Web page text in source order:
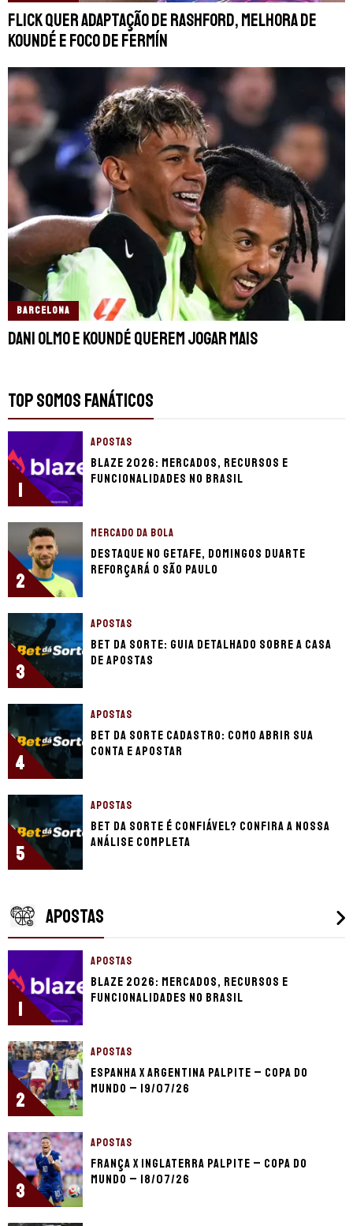
Flick quer adaptação de Rashford, melhora de
Koundé e foco de Fermín
BARCELONA
Dani Olmo e Koundé querem jogar mais
TOP SOMOS FANÁTICOS
1
APOSTAS
Blaze 2026: mercados, recursos e
funcionalidades no Brasil
2
MERCADO DA BOLA
Destaque no Getafe, Domingos Duarte
reforçará o São Paulo
3
APOSTAS
Bet da Sorte: guia detalhado sobre a casa
de apostas
4
APOSTAS
Bet da Sorte cadastro: como abrir sua
conta e apostar
5
APOSTAS
Bet da Sorte é confiável? Confira a nossa
análise completa
APOSTAS
1
APOSTAS
Blaze 2026: mercados, recursos e
funcionalidades no Brasil
2
APOSTAS
Espanha x Argentina palpite – Copa do
Mundo – 19/07/26
3
APOSTAS
França x Inglaterra palpite – Copa do
Mundo – 18/07/26